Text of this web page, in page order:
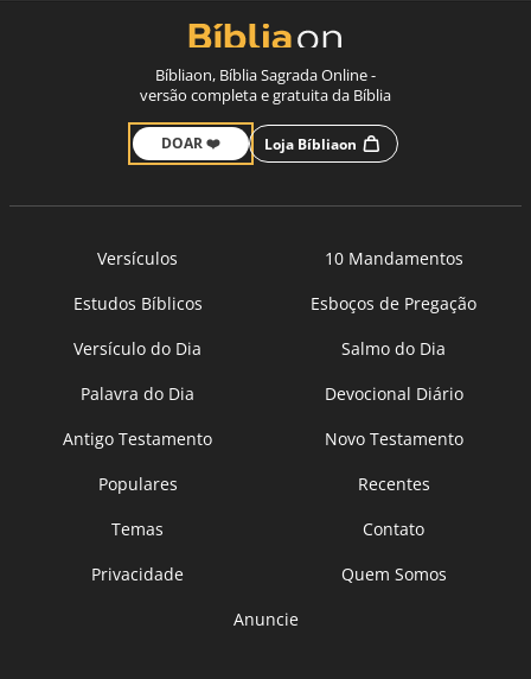
Bíbliaon, Bíblia Sagrada Online -
versão completa e gratuita da Bíblia
DOAR ❤️ Loja Bíbliaon
Versículos
10 Mandamentos
Estudos Bíblicos
Esboços de Pregação
Versículo do Dia
Salmo do Dia
Palavra do Dia
Devocional Diário
Antigo Testamento
Novo Testamento
Populares
Recentes
Temas
Contato
Privacidade
Quem Somos
Anuncie